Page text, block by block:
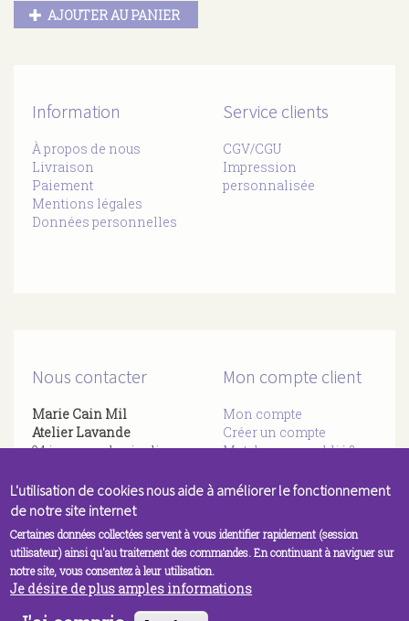
L'utilisation de cookies nous aide à améliorer le fonctionnement
de notre site internet
Certaines données collectées servent à vous identifier rapidement (session
utilisateur) ainsi qu'au traitement des commandes. En continuant à naviguer sur
notre site, vous consentez à leur utilisation.
Je désire de plus amples informations
AJOUTER AU PANIER
Information
À propos de nous
Livraison
Paiement
Mentions légales
Données personnelles
Service clients
CGV/CGU
Impression
personnalisée
Nous contacter
Marie Cain Mil
Atelier Lavande
94 impasse des jardins
06 59 69 77 27
ParMail
Mon compte client
Mon compte
Créer un compte
Mot de passe oublié ?
spams